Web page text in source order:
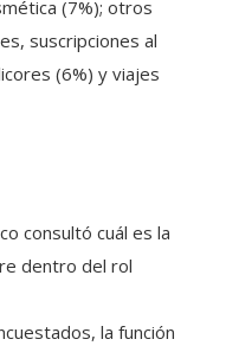
suscripciones al
(6%) y viajes
dentro del rol
la función
y guiar a sus hijos.